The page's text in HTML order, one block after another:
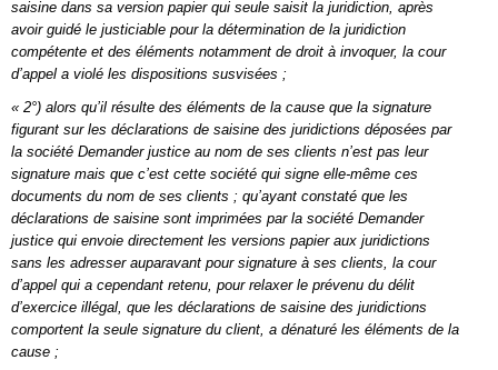
saisine dans sa version papier qui seule saisit la juridiction, après
avoir guidé le justiciable pour la détermination de la juridiction
compétente et des éléments notamment de droit à invoquer, la cour
d’appel a violé les dispositions susvisées ;
« 2°) alors qu’il résulte des éléments de la cause que la signature
figurant sur les déclarations de saisine des juridictions déposées par
la société Demander justice au nom de ses clients n’est pas leur
signature mais que c’est cette société qui signe elle-même ces
documents du nom de ses clients ; qu’ayant constaté que les
déclarations de saisine sont imprimées par la société Demander
justice qui envoie directement les versions papier aux juridictions
sans les adresser auparavant pour signature à ses clients, la cour
d’appel qui a cependant retenu, pour relaxer le prévenu du délit
d’exercice illégal, que les déclarations de saisine des juridictions
comportent la seule signature du client, a dénaturé les éléments de la
cause ;